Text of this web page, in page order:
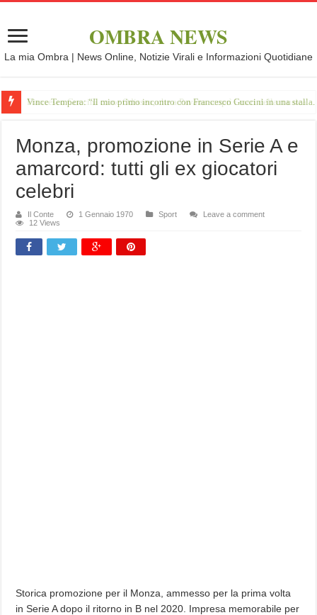
OMBRA NEWS
La mia Ombra | News Online, Notizie Virali e Informazioni Quotidiane
Vince Tempera: “Il mio primo incontro con Francesco Guccini in una
Monza, promozione in Serie A e
amarcord: tutti gli ex giocatori
celebri
Il Conte 1 Gennaio 1970 Sport
Leave a comment
12 Views
Storica promozione per il Monza, ammesso per la prima volta
in Serie A dopo il ritorno in B nel 2020. Impresa memorabile per